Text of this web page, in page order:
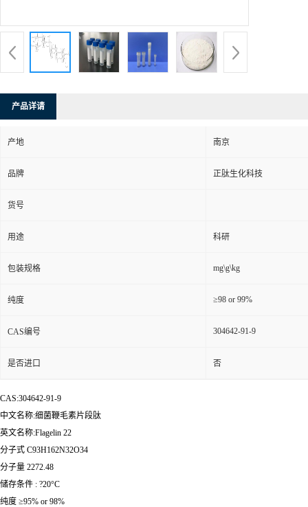
产品详请
产地 南京
品牌 正肽生化科技
货号
用途 科研
包装规格 mg\g\kg
纯度 ≥98 or 99%
CAS编号 304642-91-9
是否进口 否
CAS:304642-91-9
中文名称:细菌鞭毛素片段肽
英文名称:Flagelin 22
分子式 C93H162N32O34
分子量 2272.48
储存条件 : ?20°C
纯度 ≥95% or 98%